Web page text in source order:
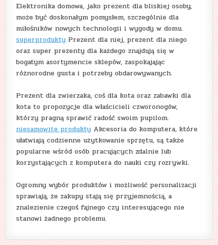
Elektronika domowa, jako prezent dla bliskiej osoby,
może być doskonałym pomysłem, szczególnie dla
miłośników nowych technologii i wygody w domu.
superprodukty Prezent dla niej, prezent dla niego
oraz super prezenty dla każdego znajdują się w
bogatym asortymencie sklepów, zaspokajając
różnorodne gusta i potrzeby obdarowywanych.
Prezent dla zwierzaka, coś dla kota oraz zabawki dla
kota to propozycje dla właścicieli czworonogów,
którzy pragną sprawić radość swoim pupilom.
niesamowite produkty Akcesoria do komputera, które
ułatwiają codzienne użytkowanie sprzętu, są także
popularne wśród osób pracujących zdalnie lub
korzystających z komputera do nauki czy rozrywki.
Ogromny wybór produktów i możliwość personalizacji
sprawiają, że zakupy stają się przyjemnością, a
znalezienie czegoś fajnego czy interesującego nie
stanowi żadnego problemu.